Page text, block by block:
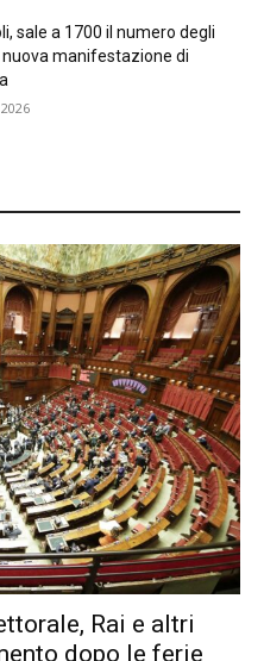
sale a 1700 il numero degli
manifestazione di
Rai e altri
dopo le ferie